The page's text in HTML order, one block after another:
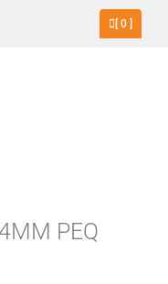
[0
PEQ